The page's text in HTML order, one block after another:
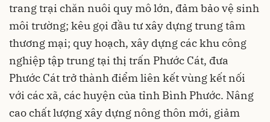
trang trại chăn nuôi quy mô lớn, đảm bảo vệ sinh
môi trường; kêu gọi đầu tư xây dựng trung tâm
thương mại; quy hoạch, xây dựng các khu công
nghiệp tập trung tại thị trấn Phước Cát, đưa
Phước Cát trở thành điểm liên kết vùng kết nối
với các xã, các huyện của tỉnh Bình Phước. Nâng
cao chất lượng xây dựng nông thôn mới, giảm